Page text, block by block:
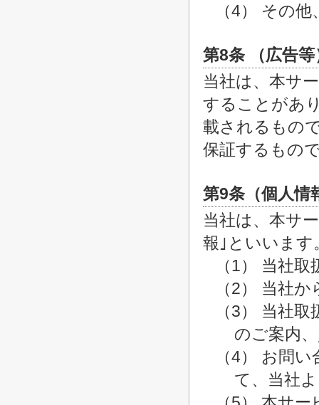
（4） その
第8条 （広告等
当社は、本サ
することがあ
載されるもの
保証するもの
第9条（個人情
当社は、本サ
報｣といいま
（1） 当社
（2） 当社
（3） 当社
のご案内
（4） お問
て、当社